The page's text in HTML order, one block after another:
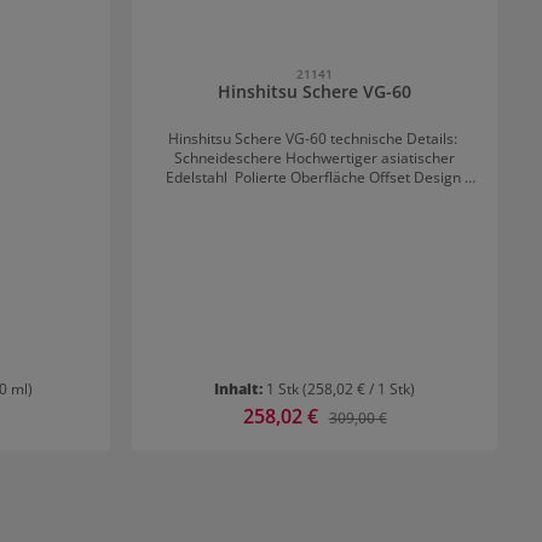
ml)
21141
Hinshitsu Schere VG-60
Hinshitsu Schere VG-60 technische Details:
Schneideschere Hochwertiger asiatischer
Edelstahl Polierte Oberfläche Offset Design
Inhalt: 1 Stk(258,02 € / 1 Stk)
Verkaufspreis:
258,02 € Regulärer Preis:
309,00 €